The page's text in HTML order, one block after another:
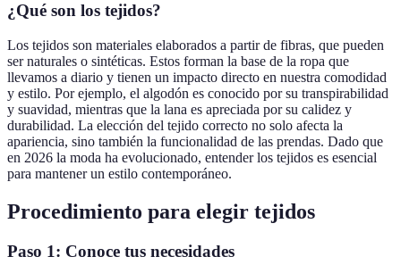
¿Qué son los tejidos?
Los tejidos son materiales elaborados a partir de fibras, que pueden
ser naturales o sintéticas. Estos forman la base de la ropa que
llevamos a diario y tienen un impacto directo en nuestra comodidad
y estilo. Por ejemplo, el algodón es conocido por su transpirabilidad
y suavidad, mientras que la lana es apreciada por su calidez y
durabilidad. La elección del tejido correcto no solo afecta la
apariencia, sino también la funcionalidad de las prendas. Dado que
en 2026 la moda ha evolucionado, entender los tejidos es esencial
para mantener un estilo contemporáneo.
Procedimiento para elegir tejidos
Paso 1: Conoce tus necesidades